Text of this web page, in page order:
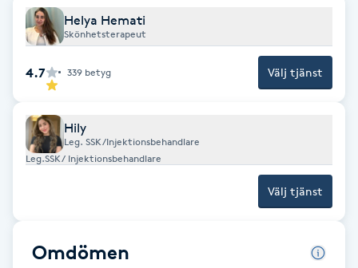
Frekvensterapi
Friskvårdsmassage
Frisör
Helya Hemati
Skönhetsterapeut
4.7 339 betyg Välj tjänst
Hily
Leg. SSK/Injektionsbehandlare
Leg.SSK/ Injektionsbehandlare
Välj tjänst
Omdömen